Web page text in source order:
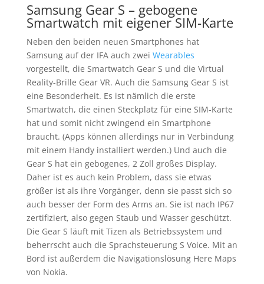
Samsung Gear S – gebogene
Smartwatch mit eigener SIM-Karte
Neben den beiden neuen Smartphones hat
Samsung auf der IFA auch zwei Wearables
vorgestellt, die Smartwatch Gear S und die Virtual
Reality-Brille Gear VR. Auch die Samsung Gear S ist
eine Besonderheit. Es ist nämlich die erste
Smartwatch, die einen Steckplatz für eine SIM-Karte
hat und somit nicht zwingend ein Smartphone
braucht. (Apps können allerdings nur in Verbindung
mit einem Handy installiert werden.) Und auch die
Gear S hat ein gebogenes, 2 Zoll großes Display.
Daher ist es auch kein Problem, dass sie etwas
größer ist als ihre Vorgänger, denn sie passt sich so
auch besser der Form des Arms an. Sie ist nach IP67
zertifiziert, also gegen Staub und Wasser geschützt.
Die Gear S läuft mit Tizen als Betriebssystem und
beherrscht auch die Sprachsteuerung S Voice. Mit an
Bord ist außerdem die Navigationslösung Here Maps
von Nokia.